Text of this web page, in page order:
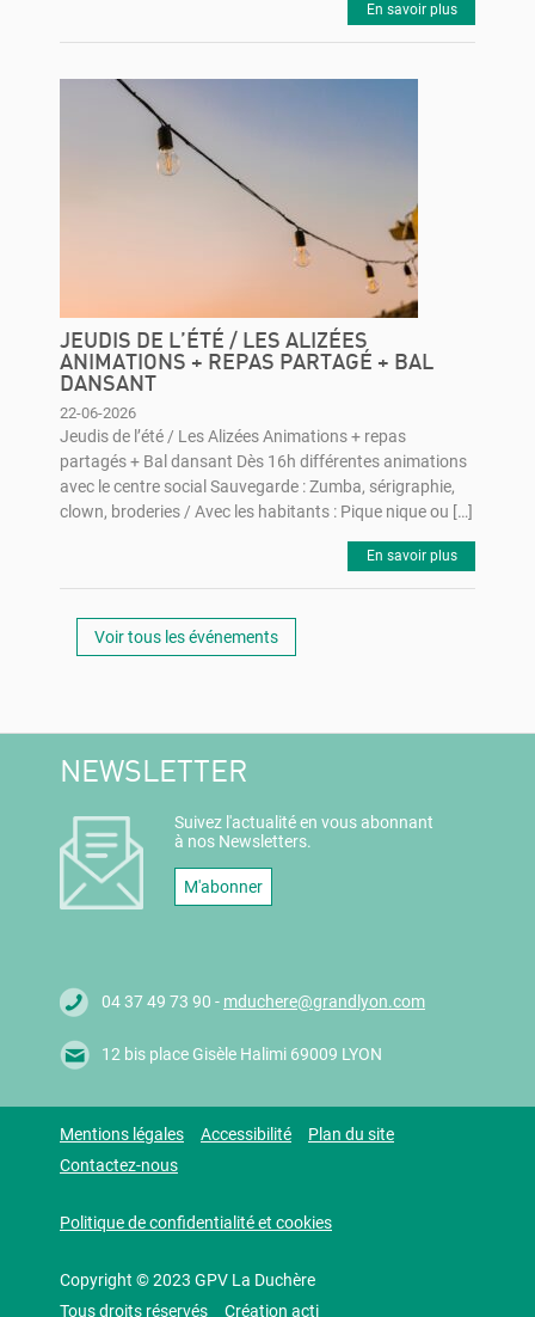
En savoir plus
JEUDIS DE L’ÉTÉ / LES ALIZÉES
ANIMATIONS + REPAS PARTAGÉ + BAL
DANSANT
22-06-2026
Jeudis de l’été / Les Alizées Animations + repas
partagés + Bal dansant Dès 16h différentes animations
avec le centre social Sauvegarde : Zumba, sérigraphie,
clown, broderies / Avec les habitants : Pique nique ou […]
En savoir plus
Voir tous les événements
NEWSLETTER
Suivez l'actualité en vous abonnant
à nos Newsletters.
M'abonner
04 37 49 73 90 - mduchere@grandlyon.com
12 bis place Gisèle Halimi 69009 LYON
Mentions légales Accessibilité
Plan du site
Contactez-nous
Politique de confidentialité et cookies
Copyright © 2023 GPV La Duchère
Tous droits réservés
Création acti